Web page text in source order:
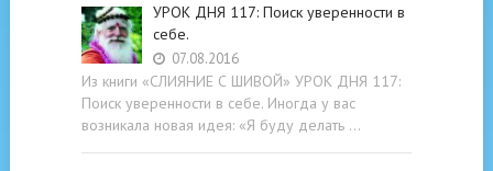
УРОК ДНЯ 117: Поиск уверенности в
себе.
07.08.2016
Из книги «СЛИЯНИЕ С ШИВОЙ» УРОК ДНЯ 117:
Поиск уверенности в себе. Иногда у вас
возникала новая идея: «Я буду делать …